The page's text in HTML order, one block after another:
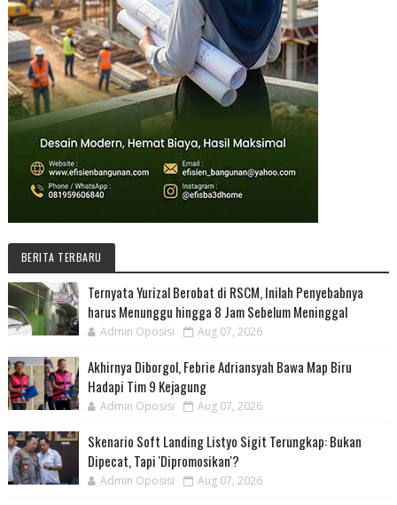
BERITA TERBARU
Ternyata Yurizal Berobat di RSCM, Inilah Penyebabnya
harus Menunggu hingga 8 Jam Sebelum Meninggal
Admin Oposisi Aug 07, 2026
Akhirnya Diborgol, Febrie Adriansyah Bawa Map Biru
Hadapi Tim 9 Kejagung
Admin Oposisi Aug 07, 2026
Skenario Soft Landing Listyo Sigit Terungkap: Bukan
Dipecat, Tapi 'Dipromosikan'?
Admin Oposisi Aug 07, 2026